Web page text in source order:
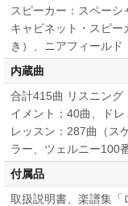
スピーカー：スペーシ
キャビネット・スピ
き）、ニアフィール
内蔵曲
合計415曲 リスニング
イメント：40曲、ド
レッスン：287曲（ス
ラー、ツェルニー100番
付属品
取扱説明書、楽譜集